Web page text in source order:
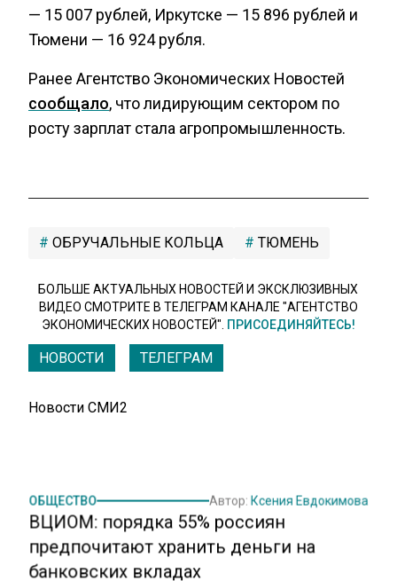
— 15 007 рублей, Иркутске — 15 896 рублей и
Тюмени — 16 924 рубля.
Ранее Агентство Экономических Новостей
сообщало, что лидирующим сектором по
росту зарплат стала агропромышленность.
ОБРУЧАЛЬНЫЕ КОЛЬЦА ТЮМЕНЬ
БОЛЬШЕ АКТУАЛЬНЫХ НОВОСТЕЙ И ЭКСКЛЮЗИВНЫХ
ВИДЕО СМОТРИТЕ В ТЕЛЕГРАМ КАНАЛЕ "АГЕНТСТВО
ЭКОНОМИЧЕСКИХ НОВОСТЕЙ". ПРИСОЕДИНЯЙТЕСЬ!
НОВОСТИ ТЕЛЕГРАМ
Новости СМИ2
ОБЩЕСТВО Автор: Ксения Евдокимова
ВЦИОМ: порядка 55% россиян
предпочитают хранить деньги на
банковских вкладах